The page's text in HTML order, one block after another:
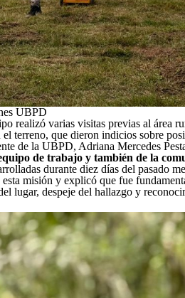
UBPD
realizó varias visitas previas al área
terreno, que dieron indicios sobre
de la UBPD, Adriana Mercedes
de trabajo y también de la
durante diez días del pasado
esta misión y explicó que fue
lugar, despeje del hallazgo y